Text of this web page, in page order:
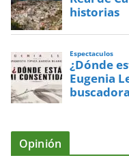
historias
Espectaculos
¿Dónde
Eugenia
Opinión